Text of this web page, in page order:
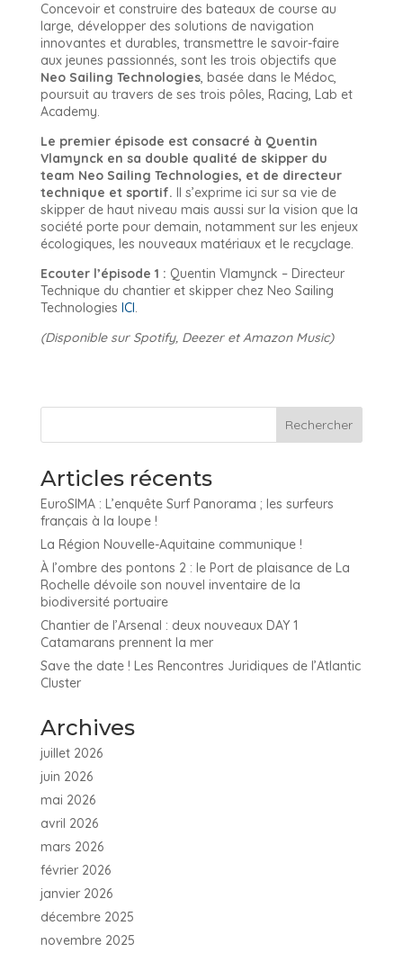
Concevoir et construire des bateaux de course au
large, développer des solutions de navigation
innovantes et durables, transmettre le savoir-faire
aux jeunes passionnés, sont les trois objectifs que
Neo Sailing Technologies, basée dans le Médoc,
poursuit au travers de ses trois pôles, Racing, Lab et
Academy.
Le premier épisode est consacré à Quentin
Vlamynck en sa double qualité de skipper du
team Neo Sailing Technologies, et de directeur
technique et sportif. Il s’exprime ici sur sa vie de
skipper de haut niveau mais aussi sur la vision que la
société porte pour demain, notamment sur les enjeux
écologiques, les nouveaux matériaux et le recyclage.
Ecouter l’épisode 1 : Quentin Vlamynck – Directeur
Technique du chantier et skipper chez Neo Sailing
Technologies ICI.
(Disponible sur Spotify, Deezer et Amazon Music)
Articles récents
EuroSIMA : L’enquête Surf Panorama ; les surfeurs
français à la loupe !
La Région Nouvelle-Aquitaine communique !
À l’ombre des pontons 2 : le Port de plaisance de La
Rochelle dévoile son nouvel inventaire de la
biodiversité portuaire
Chantier de l’Arsenal : deux nouveaux DAY 1
Catamarans prennent la mer
Save the date ! Les Rencontres Juridiques de l’Atlantic
Cluster
Archives
juillet 2026
juin 2026
mai 2026
avril 2026
mars 2026
février 2026
janvier 2026
décembre 2025
novembre 2025